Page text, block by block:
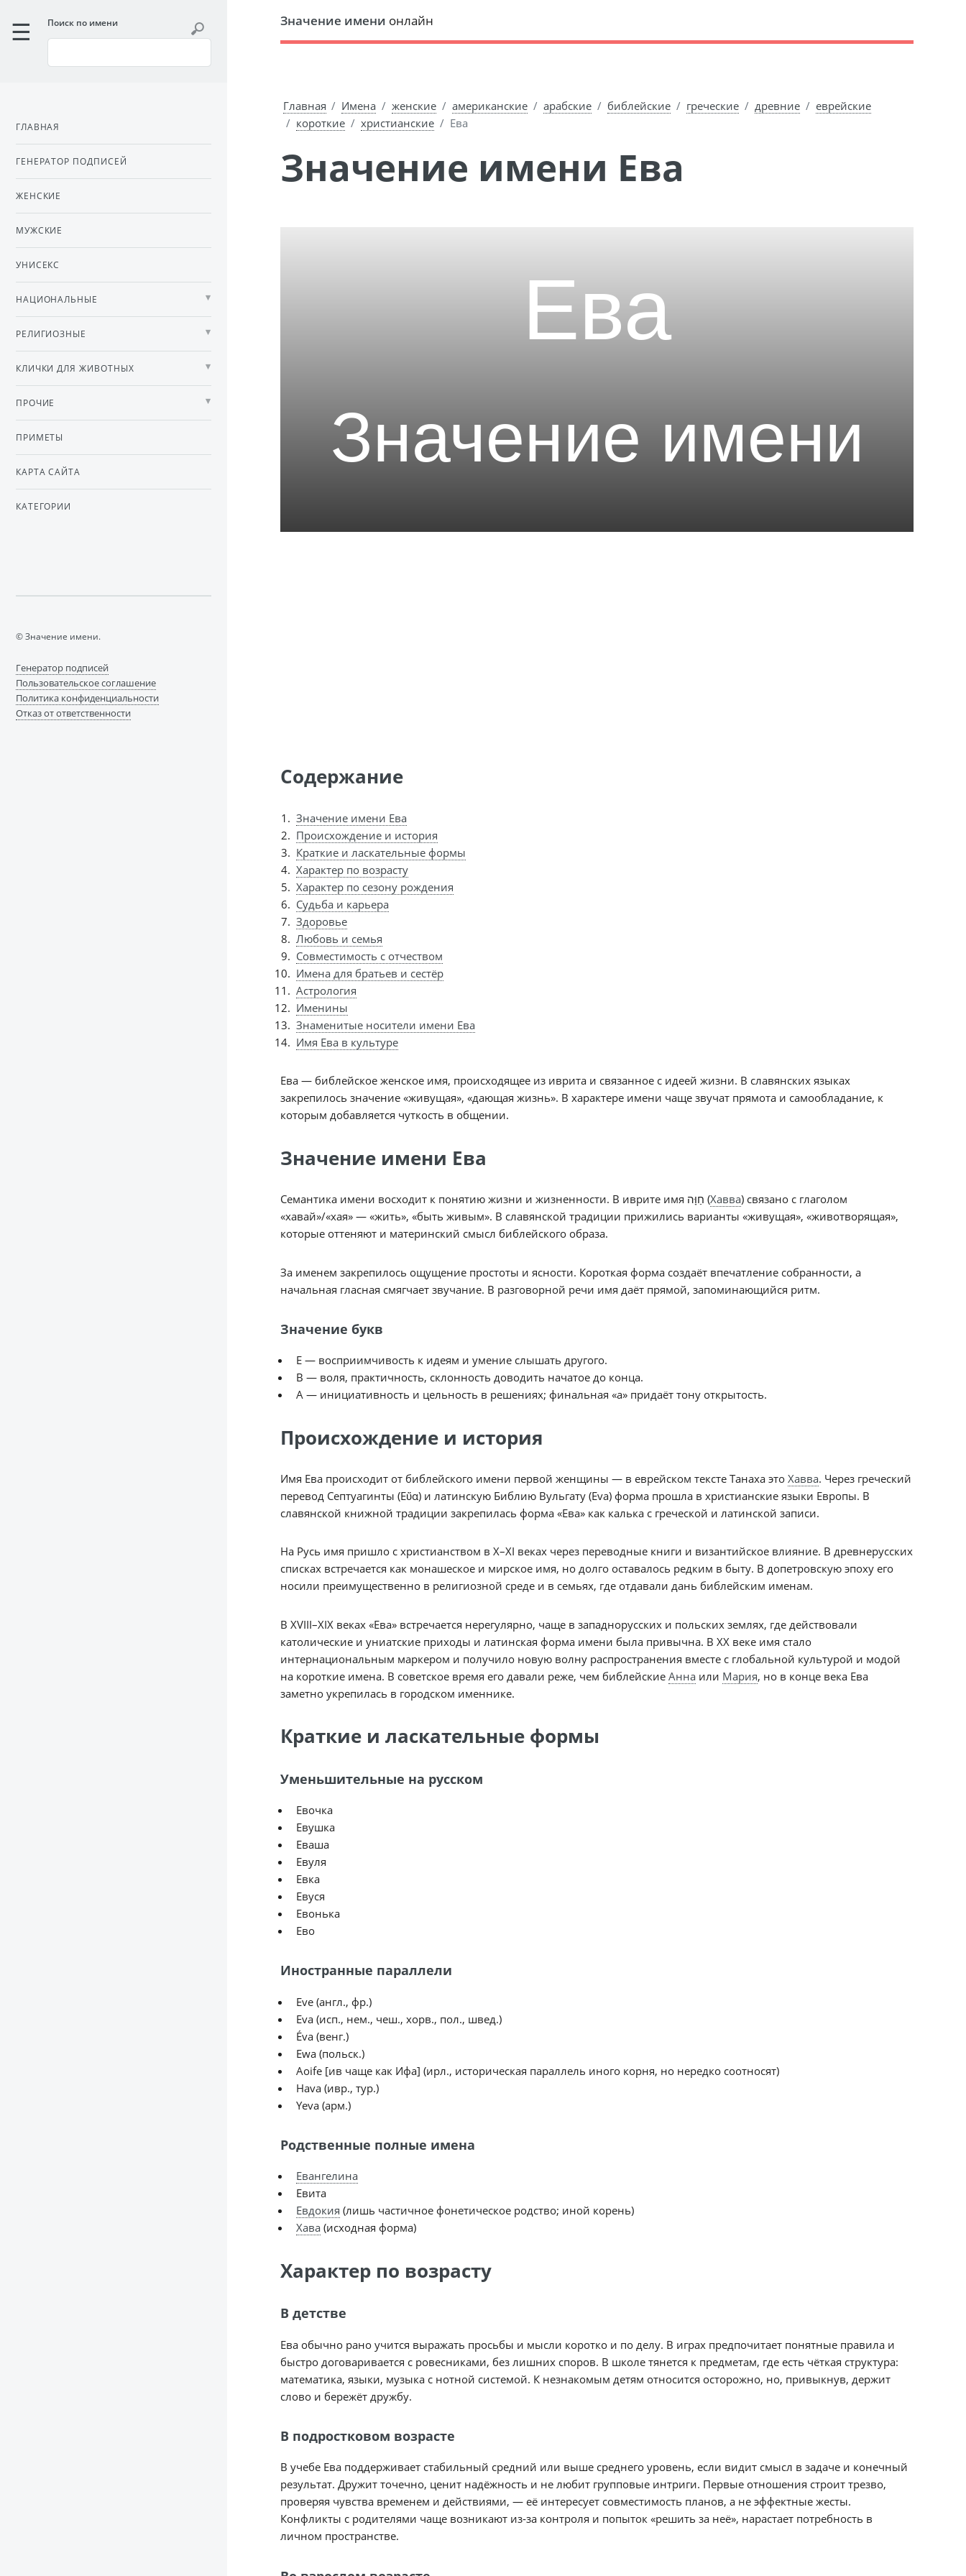
Значение имени онлайн
Главная Имена женские американские арабские библейские греческие древние
еврейские
короткие
христианские Ева
Значение имени Ева
Содержание
Значение имени Ева
Происхождение и история
Краткие и ласкательные формы
Характер по возрасту
Характер по сезону рождения
Судьба и карьера
Здоровье
Любовь и семья
Совместимость с отчеством
Имена для братьев и сестёр
Астрология
Именины
Знаменитые носители имени Ева
Имя Ева в культуре
Ева — библейское женское имя, происходящее из иврита и связанное с идеей жизни. В славянских языках
закрепилось значение «живущая», «дающая жизнь». В характере имени чаще звучат прямота и самообладание, к
которым добавляется чуткость в общении.
Значение имени Ева
Семантика имени восходит к понятию жизни и жизненности. В иврите имя חַוָּה (Хавва) связано с глаголом
«хавай»/«хая» — «жить», «быть живым». В славянской традиции прижились варианты «живущая», «животворящая»,
которые оттеняют и материнский смысл библейского образа.
За именем закрепилось ощущение простоты и ясности. Короткая форма создаёт впечатление собранности, а
начальная гласная смягчает звучание. В разговорной речи имя даёт прямой, запоминающийся ритм.
Значение букв
Е — восприимчивость к идеям и умение слышать другого.
В — воля, практичность, склонность доводить начатое до конца.
А — инициативность и цельность в решениях; финальная «а» придаёт тону открытость.
Происхождение и история
Имя Ева происходит от библейского имени первой женщины — в еврейском тексте Танаха это Хавва. Через греческий
перевод Септуагинты (Εὕα) и латинскую Библию Вульгату (Eva) форма прошла в христианские языки Европы. В
славянской книжной традиции закрепилась форма «Ева» как калька с греческой и латинской записи.
На Русь имя пришло с христианством в X–XI веках через переводные книги и византийское влияние. В древнерусских
списках встречается как монашеское и мирское имя, но долго оставалось редким в быту. В допетровскую эпоху его
носили преимущественно в религиозной среде и в семьях, где отдавали дань библейским именам.
В XVIII–XIX веках «Ева» встречается нерегулярно, чаще в западнорусских и польских землях, где действовали
католические и униатские приходы и латинская форма имени была привычна. В XX веке имя стало
интернациональным маркером и получило новую волну распространения вместе с глобальной культурой и модой
на короткие имена. В советское время его давали реже, чем библейские Аннаили Мария, но в конце века Ева
заметно укрепилась в городском именнике.
Краткие и ласкательные формы
Уменьшительные на русском
Евочка
Евушка
Еваша
Евуля
Евка
Евуся
Евонька
Ево
Иностранные параллели
Eve (англ., фр.)
Eva (исп., нем., чеш., хорв., пол., швед.)
Éva (венг.)
Ewa (польск.)
Aoife [ив чаще как Ифа] (ирл., историческая параллель иного корня, но нередко соотносят)
Hava (ивр., тур.)
Yeva (арм.)
Родственные полные имена
Евангелина
Евита
Евдокия (лишь частичное фонетическое родство; иной корень)
Хава(исходная форма)
Характер по возрасту
В детстве
Ева обычно рано учится выражать просьбы и мысли коротко и по делу. В играх предпочитает понятные правила и
быстро договаривается с ровесниками, без лишних споров. В школе тянется к предметам, где есть чёткая структура:
математика, языки, музыка с нотной системой. К незнакомым детям относится осторожно, но, привыкнув, держит
слово и бережёт дружбу.
В подростковом возрасте
В учебе Ева поддерживает стабильный средний или выше среднего уровень, если видит смысл в задаче и конечный
результат. Дружит точечно, ценит надёжность и не любит групповые интриги. Первые отношения строит трезво,
проверяя чувства временем и действиями, — её интересует совместимость планов, а не эффектные жесты.
Конфликты с родителями чаще возникают из‑за контроля и попыток «решить за неё», нарастает потребность в
личном пространстве.
Поиск по имени
ГЛАВНАЯ
ГЕНЕРАТОР ПОДПИСЕЙ
ЖЕНСКИЕ
МУЖСКИЕ
УНИСЕКС
НАЦИОНАЛЬНЫЕ
РЕЛИГИОЗНЫЕ
КЛИЧКИ ДЛЯ ЖИВОТНЫХ
ПРОЧИЕ
ПРИМЕТЫ
КАРТА САЙТА
КАТЕГОРИИ
© Значение имени.
Генератор подписей
Пользовательское соглашение
Политика конфиденциальности
Отказ от ответственности